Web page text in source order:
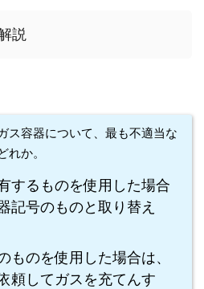
説
ス容器について、最も不適当な
れか。
するものを使用した場合
記号のものと取り替え
ものを使用した場合は、
頼してガスを充てんす